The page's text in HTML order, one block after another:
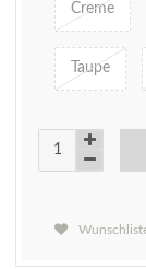
Creme
Taupe